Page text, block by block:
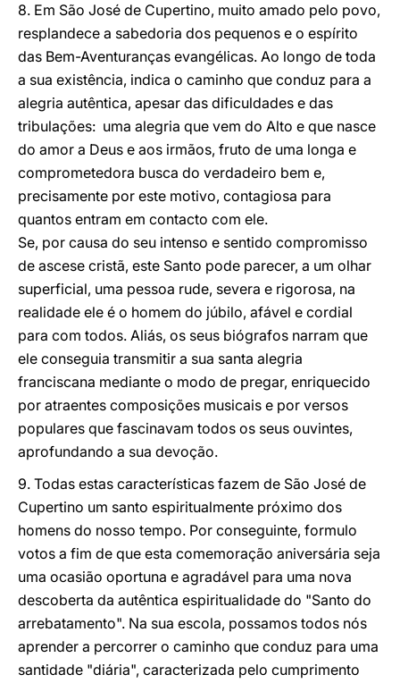
8. Em São José de Cupertino, muito amado pelo povo,
resplandece a sabedoria dos pequenos e o espírito
das Bem-Aventuranças evangélicas. Ao longo de toda
a sua existência, indica o caminho que conduz para a
alegria autêntica, apesar das dificuldades e das
tribulações: uma alegria que vem do Alto e que nasce
do amor a Deus e aos irmãos, fruto de uma longa e
comprometedora busca do verdadeiro bem e,
precisamente por este motivo, contagiosa para
quantos entram em contacto com ele.
Se, por causa do seu intenso e sentido compromisso
de ascese cristã, este Santo pode parecer, a um olhar
superficial, uma pessoa rude, severa e rigorosa, na
realidade ele é o homem do júbilo, afável e cordial
para com todos. Aliás, os seus biógrafos narram que
ele conseguia transmitir a sua santa alegria
franciscana mediante o modo de pregar, enriquecido
por atraentes composições musicais e por versos
populares que fascinavam todos os seus ouvintes,
aprofundando a sua devoção.
9. Todas estas características fazem de São José de
Cupertino um santo espiritualmente próximo dos
homens do nosso tempo. Por conseguinte, formulo
votos a fim de que esta comemoração aniversária seja
uma ocasião oportuna e agradável para uma nova
descoberta da autêntica espiritualidade do "Santo do
arrebatamento". Na sua escola, possamos todos nós
aprender a percorrer o caminho que conduz para uma
santidade "diária", caracterizada pelo cumprimento